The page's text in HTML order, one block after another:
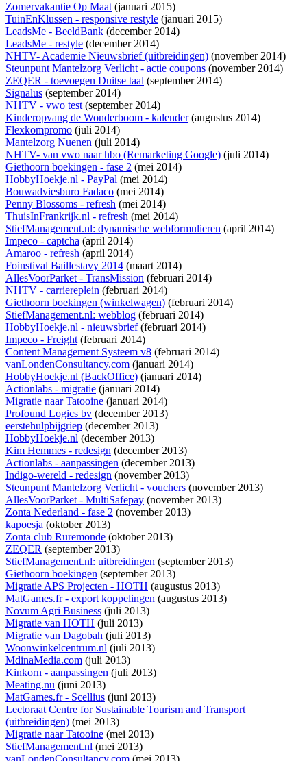
Zomervakantie Op Maat(januari 2015)
TuinEnKlussen - responsive restyle (januari 2015)
LeadsMe - BeeldBank (december 2014)
LeadsMe - restyle (december 2014)
NHTV- Academie Nieuwsbrief (uitbreidingen) (november 2014)
Steunpunt Mantelzorg Verlicht - actie coupons (november 2014)
ZEQER - toevoegen Duitse taal (september 2014)
Signalus (september 2014)
NHTV - vwo test(september 2014)
Kinderopvang de Wonderboom - kalender(augustus 2014)
Flexkompromo (juli 2014)
Mantelzorg Nuenen (juli 2014)
NHTV- van vwo naar hbo (Remarketing Google) (juli 2014)
Giethoorn boekingen - fase 2 (mei 2014)
HobbyHoekje.nl - PayPal (mei 2014)
Bouwadviesburo Fadaco (mei 2014)
Penny Blossoms - refresh (mei 2014)
ThuisInFrankrijk.nl - refresh (mei 2014)
StiefManagement.nl: dynamische webformulieren (april 2014)
Impeco - captcha (april 2014)
Amaroo - refresh (april 2014)
Foinstival Baillestavy 2014 (maart 2014)
AllesVoorParket - TransMission (februari 2014)
NHTV - carriereplein (februari 2014)
Giethoorn boekingen (winkelwagen) (februari 2014)
StiefManagement.nl: webblog (februari 2014)
HobbyHoekje.nl - nieuwsbrief(februari 2014)
Impeco - Freight(februari 2014)
Content Management Systeem v8 (februari 2014)
vanLondenConsultancy.com (januari 2014)
HobbyHoekje.nl (BackOffice) (januari 2014)
Actionlabs - migratie (januari 2014)
Migratie naar Tatooine (januari 2014)
Profound Logics bv (december 2013)
eerstehulpbijgriep (december 2013)
HobbyHoekje.nl (december 2013)
Kim Hemmes - redesign (december 2013)
Actionlabs - aanpassingen (december 2013)
Indigo-wereld - redesign (november 2013)
Steunpunt Mantelzorg Verlicht - vouchers (november 2013)
AllesVoorParket - MultiSafepay (november 2013)
Zonta Nederland - fase 2 (november 2013)
kapoesja (oktober 2013)
Zonta club Ruremonde (oktober 2013)
ZEQER (september 2013)
StiefManagement.nl: uitbreidingen (september 2013)
Giethoorn boekingen (september 2013)
Migratie APS Projecten - HOTH (augustus 2013)
MatGames.fr - export koppelingen (augustus 2013)
Novum Agri Business (juli 2013)
Migratie van HOTH (juli 2013)
Migratie van Dagobah (juli 2013)
Woonwinkelcentrum.nl (juli 2013)
MdinaMedia.com (juli 2013)
Kinkorn - aanpassingen (juli 2013)
Meating.nu (juni 2013)
MatGames.fr - Scellius (juni 2013)
Lectoraat Centre for Sustainable Tourism and Transport
(uitbreidingen) (mei 2013)
Migratie naar Tatooine (mei 2013)
StiefManagement.nl (mei 2013)